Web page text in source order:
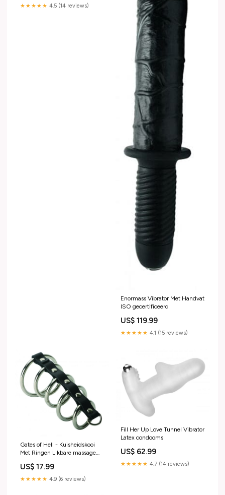
★★★★★ 4.5 (14 reviews)
Enormass Vibrator Met Handvat
ISO gecertificeerd
US$ 119.99
★★★★★ 4.1 (15 reviews)
Gates of Hell - Kuisheidskooi
Met Ringen Likbare massage
US$ 17.99
★★★★★ 4.9 (6 reviews)
Fill Her Up Love Tunnel Vibrator
Latex condooms
US$ 62.99
★★★★★ 4.7 (14 reviews)